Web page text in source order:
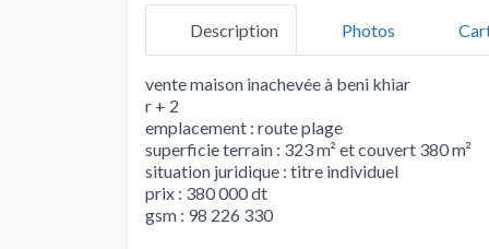
Description Photos
vente maison inachevée à beni khiar
r + 2
emplacement : route plage
superficie terrain : 323 m² et couvert 380 m²
situation juridique : titre individuel
prix : 380 000 dt
gsm : 98 226 330